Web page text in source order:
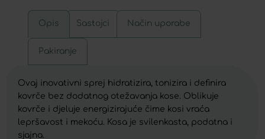
Opis Sastojci Način uporabe
Pakiranje
Ovaj inovativni sprej hidratizira, tonizira i definira
kovrče bez dodatnog otežavanja kose. Oblikuje
kovrče i djeluje energizirajuće čime kosi vraća
lepršavost i mekoću. Kosa je svilenkasta, podatna i
sjajna.